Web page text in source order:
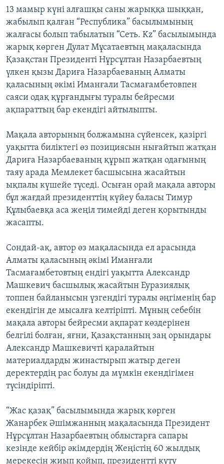
13 мамыр күні алғашқы саны жарыққа шыққан,
жабылып қалған “Республика” басылымының
жалғасы болып табылатын “Сеть. Kz” басылымында
жарық көрген Дулат Мұсатаевтың мақаласында
Қазақстан Президенті Нұрсұлтан Назарбаевтың
үлкен қызы Дариға Назарбаеваның Алматы
қаласының әкімі Иманғали Тасмағамбетовпен
саяси одақ құрғандығы туралы бейресми
ақпараттың бар екендігі айтылыпты.
Мақала авторының болжамына сүйенсек, қазіргі
уақытта биліктегі өз позициясын нығайтып жатқан
Дариға Назарбаеваның құрып жатқан одағының
таяу арада Мемлекет басшысына жасайтын
ықпалы күшейе түседі. Осыған орай мақала авторы
бұл жағдай президенттің күйеу баласы Тимур
Құлыбаевқа аса жеңіл тимейді деген қорытынды
жасапты.
Сондай-ақ, автор өз мақаласында ел арасында
Алматы қаласының әкімі Иманғали
Тасмағамбетовтың ендігі уақытта Александр
Машкевич басшылық жасайтын Еуразиялық
топпен байланысын үзгендігі туралы әңгіменің бар
екендігін де мысалға келтіріпті. Мұның себебін
мақала авторы бейресми ақпарат көздерінен
белгілі болған, яғни, Қазақстанның заң орындары
Александр Машкевичті қаралайтын
материалдарды жинастырып жатыр деген
деректердің рас болуы да мүмкін екендігімен
түсіндіріпті.
“Жас қазақ” басылымында жарық көрген
Жанарбек Әшімжанның мақаласында Президент
Нұрсұлтан Назарбаевтың облыстарға сапары
кезінде кейбір әкімдердің Жеңістің 60 жылдық
мерекесін жиып қойып, президентті күту